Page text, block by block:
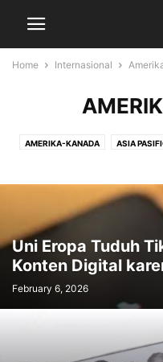
Home Internasional
AMERIKA-KANADA ASIA
Uni Eropa Tuduh
Konten Digital
February 6, 2026